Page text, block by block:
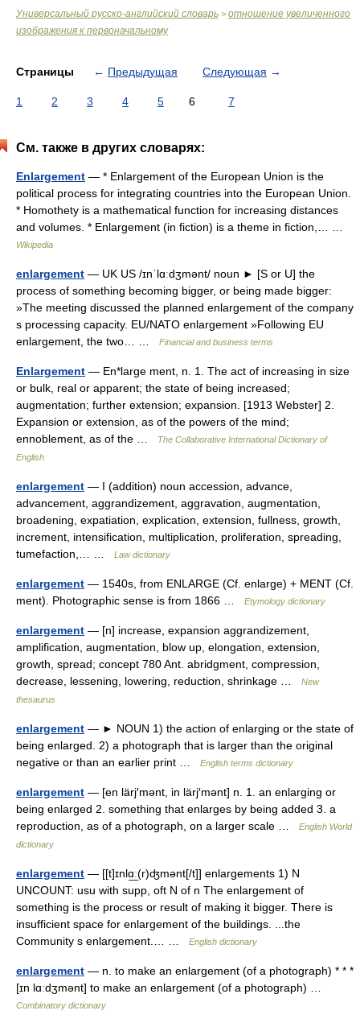
Универсальный русско-английский словарь > отношение увеличенного
изображения к первоначальному
Страницы ← Предыдущая Следующая →
1 2 3 4 5 6 7
См. также в других словарях:
Enlargement — * Enlargement of the European Union is the
political process for integrating countries into the European Union.
* Homothety is a mathematical function for increasing distances
and volumes. * Enlargement (in fiction) is a theme in fiction,… …
Wikipedia
enlargement — UK US /ɪnˈlɑːdʒmənt/ noun ► [S or U] the
process of something becoming bigger, or being made bigger:
»The meeting discussed the planned enlargement of the company
s processing capacity. EU/NATO enlargement »Following EU
enlargement, the two… …
Financial and business terms
Enlargement — En*large ment, n. 1. The act of increasing in size
or bulk, real or apparent; the state of being increased;
augmentation; further extension; expansion. [1913 Webster] 2.
Expansion or extension, as of the powers of the mind;
ennoblement, as of the …
The Collaborative International Dictionary of
English
enlargement — I (addition) noun accession, advance,
advancement, aggrandizement, aggravation, augmentation,
broadening, expatiation, explication, extension, fullness, growth,
increment, intensification, multiplication, proliferation, spreading,
tumefaction,… …
Law dictionary
enlargement — 1540s, from ENLARGE (Cf. enlarge) + MENT (Cf.
ment). Photographic sense is from 1866 …
Etymology dictionary
enlargement — [n] increase, expansion aggrandizement,
amplification, augmentation, blow up, elongation, extension,
growth, spread; concept 780 Ant. abridgment, compression,
decrease, lessening, lowering, reduction, shrinkage …
New
thesaurus
enlargement — ► NOUN 1) the action of enlarging or the state of
being enlarged. 2) a photograph that is larger than the original
negative or than an earlier print …
English terms dictionary
enlargement — [en lärj′mənt, in lärj′mənt] n. 1. an enlarging or
being enlarged 2. something that enlarges by being added 3. a
reproduction, as of a photograph, on a larger scale …
English World
dictionary
enlargement — [[t]ɪnlɑ͟ː(r)ʤmənt[/t]] enlargements 1) N
UNCOUNT: usu with supp, oft N of n The enlargement of
something is the process or result of making it bigger. There is
insufficient space for enlargement of the buildings. ...the
Community s enlargement.… …
English dictionary
enlargement — n. to make an enlargement (of a photograph) * * *
[ɪn lɑːdʒmənt] to make an enlargement (of a photograph) …
Combinatory dictionary